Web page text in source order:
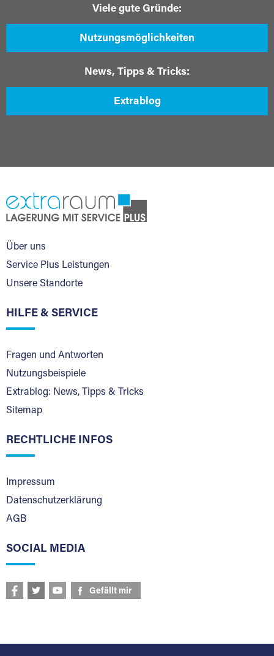
Viele gute Gründe:
Nutzungsmöglichkeiten
News, Tipps & Tricks:
Extrablog
Über uns
Service Plus Leistungen
Unsere Standorte
HILFE & SERVICE
Fragen und Antworten
Nutzungsbeispiele
Extrablog: News, Tipps & Tricks
Sitemap
RECHTLICHE INFOS
Impressum
Datenschutzerklärung
AGB
SOCIAL MEDIA
Gefällt mir